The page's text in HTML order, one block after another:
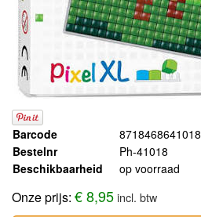
Barcode
8718468641018
Bestelnr
Ph-41018
Beschikbaarheid
op voorraad
Onze prijs: € 8,95incl. btw